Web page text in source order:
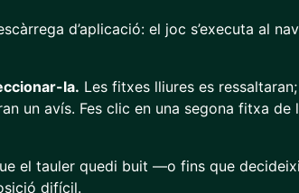
d’aplicació: el joc s’executa al
la. Les fitxes lliures es
un avís. Fes clic en una segona fitxa de
el tauler quedi buit —o fins que
difícil.